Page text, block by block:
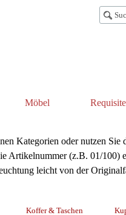
Möbel
Kategorien oder nutzen Sie
Artikelnummer (z.B. 01/100)
leicht von der
Koffer & Taschen